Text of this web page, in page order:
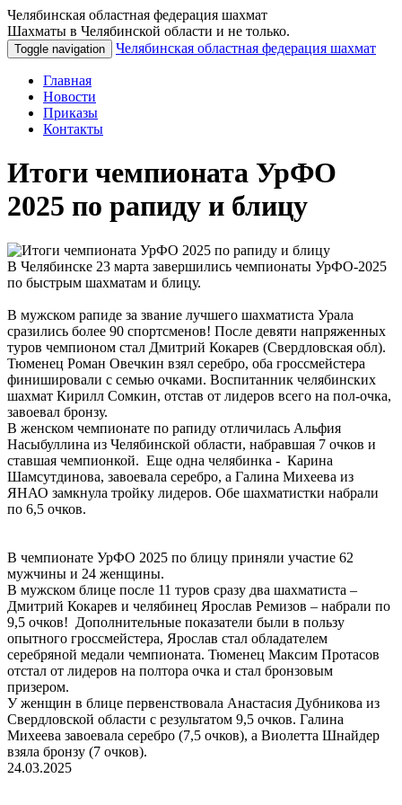
Челябинская областная федерация шахмат
Шахматы в Челябинской области и не только.
Toggle navigation Челябинская областная федерация шахмат
Главная
Новости
Приказы
Контакты
Итоги чемпионата УрФО
2025 по рапиду и блицу
В Челябинске 23 марта завершились чемпионаты УрФО-2025
по быстрым шахматам и блицу.
В мужском рапиде за звание лучшего шахматиста Урала
сразились более 90 спортсменов! После девяти напряженных
туров чемпионом стал Дмитрий Кокарев (Свердловская обл).
Тюменец Роман Овечкин взял серебро, оба гроссмейстера
финишировали с семью очками. Воспитанник челябинских
шахмат Кирилл Сомкин, отстав от лидеров всего на пол-очка,
завоевал бронзу.
В женском чемпионате по рапиду отличилась Альфия
Насыбуллина из Челябинской области, набравшая 7 очков и
ставшая чемпионкой. Еще одна челябинка - Карина
Шамсутдинова, завоевала серебро, а Галина Михеева из
ЯНАО замкнула тройку лидеров. Обе шахматистки набрали
по 6,5 очков.
В чемпионате УрФО 2025 по блицу приняли участие 62
мужчины и 24 женщины.
В мужском блице после 11 туров сразу два шахматиста –
Дмитрий Кокарев и челябинец Ярослав Ремизов – набрали по
9,5 очков! Дополнительные показатели были в пользу
опытного гроссмейстера, Ярослав стал обладателем
серебряной медали чемпионата. Тюменец Максим Протасов
отстал от лидеров на полтора очка и стал бронзовым
призером.
У женщин в блице первенствовала Анастасия Дубникова из
Свердловской области с результатом 9,5 очков. Галина
Михеева завоевала серебро (7,5 очков), а Виолетта Шнайдер
взяла бронзу (7 очков).
24.03.2025